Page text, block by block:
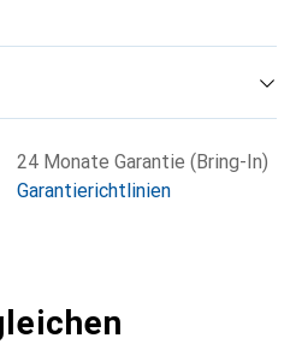
24 Monate Garantie (Bring-In)
Garantierichtlinien